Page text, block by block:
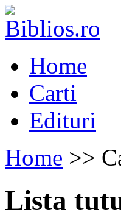
Home
Carti
Edituri
Home >>
Lista